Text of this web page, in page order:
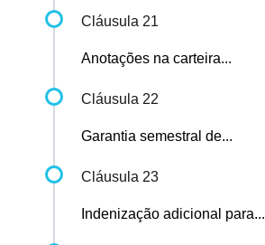
Cláusula 21
Anotações na carteira...
Cláusula 22
Garantia semestral de...
Cláusula 23
Indenização adicional para...